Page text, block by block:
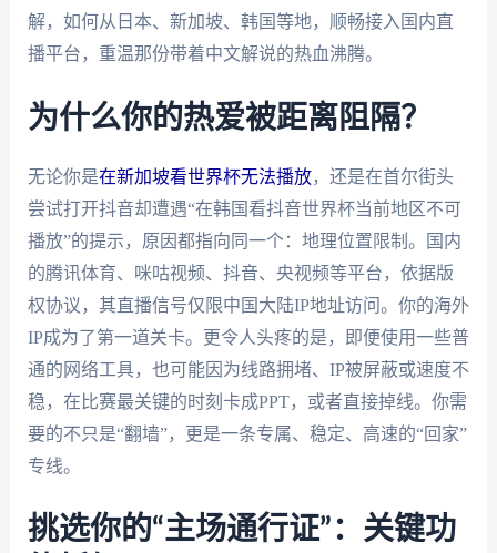
解，如何从日本、新加坡、韩国等地，顺畅接入国内直
播平台，重温那份带着中文解说的热血沸腾。
为什么你的热爱被距离阻隔？
无论你是在新加坡看世界杯无法播放，还是在首尔街头
尝试打开抖音却遭遇“在韩国看抖音世界杯当前地区不可
播放”的提示，原因都指向同一个：地理位置限制。国内
的腾讯体育、咪咕视频、抖音、央视频等平台，依据版
权协议，其直播信号仅限中国大陆IP地址访问。你的海外
IP成为了第一道关卡。更令人头疼的是，即便使用一些普
通的网络工具，也可能因为线路拥堵、IP被屏蔽或速度不
稳，在比赛最关键的时刻卡成PPT，或者直接掉线。你需
要的不只是“翻墙”，更是一条专属、稳定、高速的“回家”
专线。
挑选你的“主场通行证”：关键功